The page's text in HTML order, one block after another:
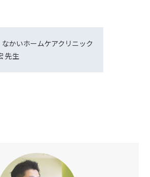
かいホームケアクリニック
先生